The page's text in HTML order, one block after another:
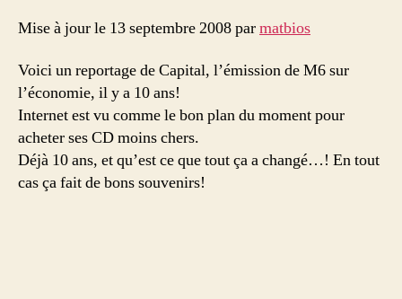
10
une
Mise à jour le 13 septembre 2008 parmatbios
Voici un reportage de Capital, l’émission de M6 sur
l’économie, il y a 10 ans!
Internet est vu comme le bon plan du moment pour
acheter ses CD moins chers.
Déjà 10 ans, et qu’est ce que tout ça a changé…! En tout
cas ça fait de bons souvenirs!